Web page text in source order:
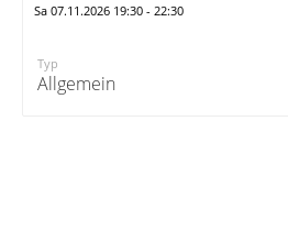
Sa 07.11.2026 19:30 - 22:30
Typ
Allgemein